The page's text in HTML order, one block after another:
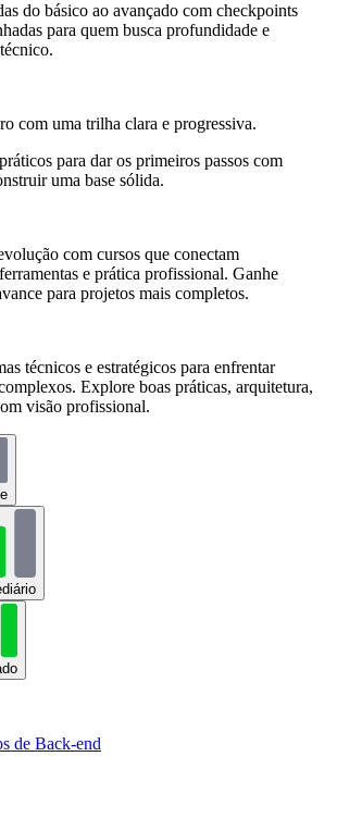
do básico ao avançado com checkpoints
para quem busca profundidade e
com uma trilha clara e progressiva.
para dar os primeiros passos com
uma base sólida.
com cursos que conectam
e prática profissional. Ganhe
para projetos mais completos.
técnicos e estratégicos para enfrentar
Explore boas práticas, arquitetura,
visão profissional.
de Back-end